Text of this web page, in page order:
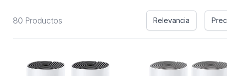
80 Productos Relevancia